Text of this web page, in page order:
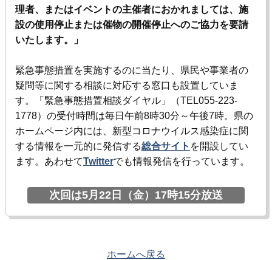
理者、またはイベントの主催者におかれましては、施
設の使用停止または催物の開催停止へのご協力を要請
いたします。」
緊急事態措置を実施するのに当たり、県民や事業者の
疑問等に関する相談に対応する窓口も設置していま
す。「緊急事態措置相談ダイヤル」（TEL055-223-
1778）の受付時間は毎日午前8時30分～午後7時。県の
ホームページ内には、新型コロナウイルス感染症に関
する情報を一元的に発信する総合サイト を開設してい
ます。あわせてTwitterでも情報発信を行っています。
次回は5月22日（金）17時15分放送
ホームへ戻る